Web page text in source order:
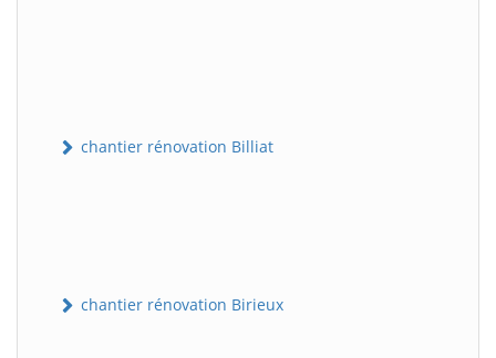
chantier rénovation Billiat
chantier rénovation Birieux